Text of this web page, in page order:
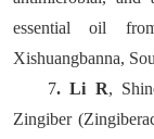
essential oil
Xishuangbanna,
7. Li R,
Zingiber